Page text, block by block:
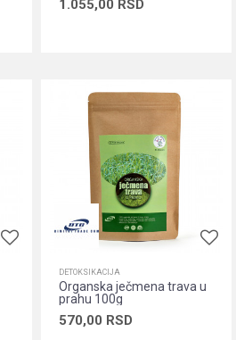
1.055,00 RSD
DETOKSIKACIJA
Organska ječmena trava u
prahu 100g
570,00 RSD